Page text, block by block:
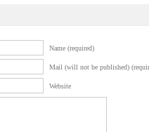
Name (required)
Mail (will not be published)
Website